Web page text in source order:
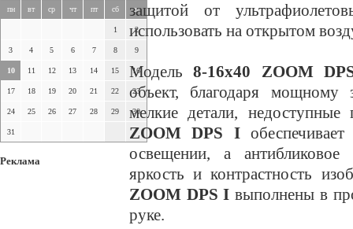
пн вт ср чт пт сб вс
1 2
3 4 5 6 7 8 9
10 11 12 13 14 15 16
17 18 19 20 21 22 23
24 25 26 27 28 29 30
31
Реклама
защитой от
использовать на открытом
Модель8-16х40 ZOOM
объект, благодаря
мелкие детали,
ZOOM DPS I
освещении, а
яркость и контрастность
ZOOM DPS I выполнены в
руке.